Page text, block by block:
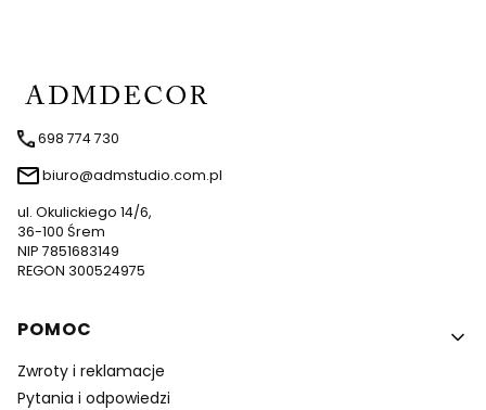
698 774 730
biuro@admstudio.com.pl
ul. Okulickiego 14/6,
36-100 Śrem
NIP 7851683149
REGON 300524975
Linki w stopce
POMOC
Zwroty i reklamacje
Pytania i odpowiedzi